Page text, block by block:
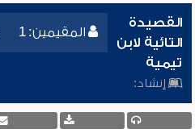
المقيمين: 1
القصيدة
التائية لابن
تيمية
إنشاد: